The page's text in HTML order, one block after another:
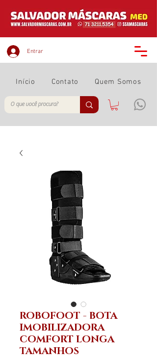
Início Contato Quem Somos
Entrar
ROBOFOOT - BOTA
IMOBILIZADORA
COMFORT LONGA
TAMANHOS